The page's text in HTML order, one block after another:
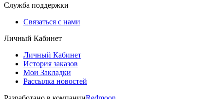
Служба поддержки
Связаться с нами
Личный Кабинет
Личный Кабинет
История заказов
Мои Закладки
Рассылка новостей